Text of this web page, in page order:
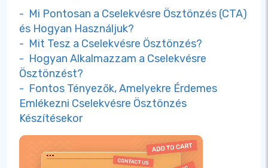
- Mi Pontosan a Cselekvésre Ösztönzés (CTA)
és Hogyan Használjuk?
- Mit Tesz a Cselekvésre Ösztönzés?
- Hogyan Alkalmazzam a Cselekvésre
Ösztönzést?
- Fontos Tényezők, Amelyekre Érdemes
Emlékezni Cselekvésre Ösztönzés
Készítésekor